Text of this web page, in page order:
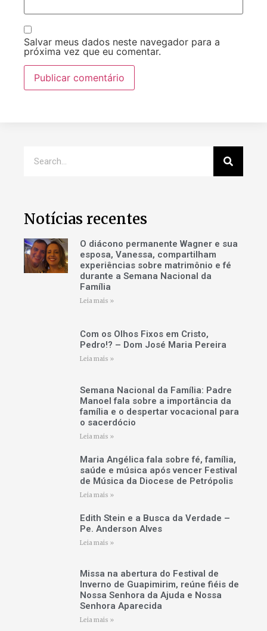
Salvar meus dados neste navegador para a
próxima vez que eu comentar.
Notícias recentes
O diácono permanente Wagner e sua
esposa, Vanessa, compartilham
experiências sobre matrimônio e fé
durante a Semana Nacional da
Família
Leia mais »
Com os Olhos Fixos em Cristo,
Pedro!? – Dom José Maria Pereira
Leia mais »
Semana Nacional da Família: Padre
Manoel fala sobre a importância da
família e o despertar vocacional para
o sacerdócio
Leia mais »
Maria Angélica fala sobre fé, família,
saúde e música após vencer Festival
de Música da Diocese de Petrópolis
Leia mais »
Edith Stein e a Busca da Verdade –
Pe. Anderson Alves
Leia mais »
Missa na abertura do Festival de
Inverno de Guapimirim, reúne fiéis de
Nossa Senhora da Ajuda e Nossa
Senhora Aparecida
Leia mais »